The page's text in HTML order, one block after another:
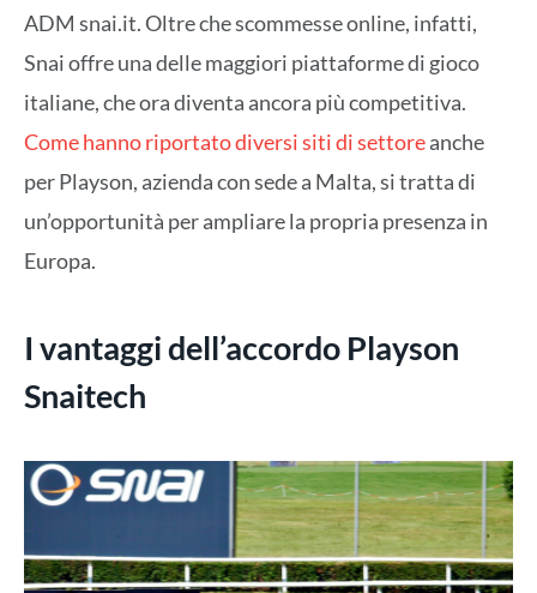
ADM snai.it. Oltre che scommesse online, infatti,
Snai offre una delle maggiori piattaforme di gioco
italiane, che ora diventa ancora più competitiva.
Come hanno riportato diversi siti di settoreanche
per Playson, azienda con sede a Malta, si tratta di
un’opportunità per ampliare la propria presenza in
Europa.
I vantaggi dell’accordo Playson
Snaitech